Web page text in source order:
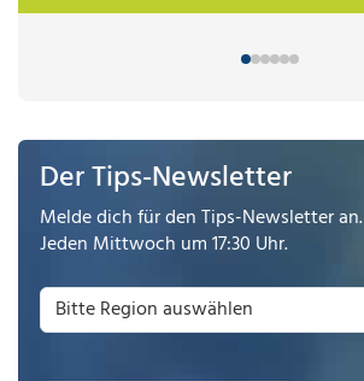
Der Tips-Newsletter
Melde dich für den Tips-Newsletter an.
Jeden Mittwoch um 17:30 Uhr.